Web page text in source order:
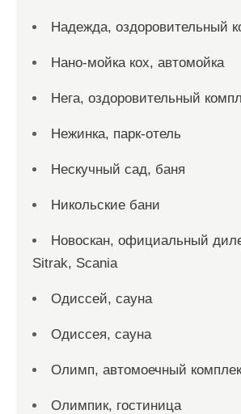
Надежда, оздоровительный
Нано-мойка кох, автомойка
Нега, оздоровительный
Нежинка, парк-отель
Нескучный сад, баня
Никольские бани
Новоcкан, официальный
Sitrak, Scania
Одиссей, сауна
Одиссея, сауна
Олимп, автомоечный
Олимпик, гостиница